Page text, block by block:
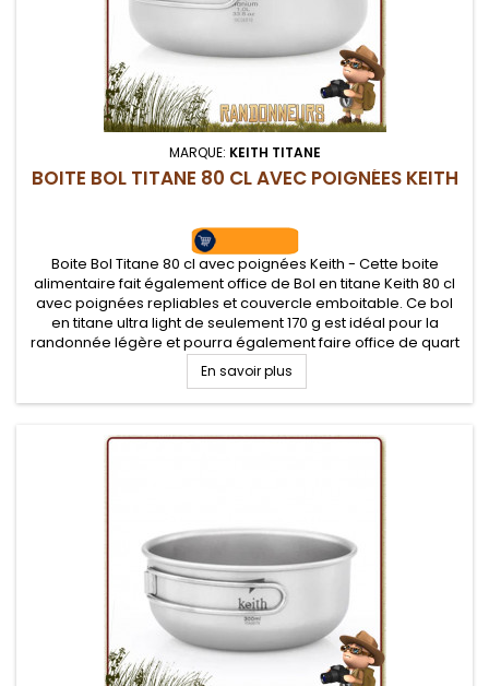
MARQUE: KEITH TITANE
BOITE BOL TITANE 80 CL AVEC POIGNÉES KEITH
Boite Bol Titane 80 cl avec poignées Keith - Cette boite
alimentaire fait également office de Bol en titane Keith 80 cl
avec poignées repliables et couvercle emboitable. Ce bol
en titane ultra light de seulement 170 g est idéal pour la
randonnée légère et pourra également faire office de quart
ou de mini poêle. Un bol robuste inaltérable pour les...
En savoir plus